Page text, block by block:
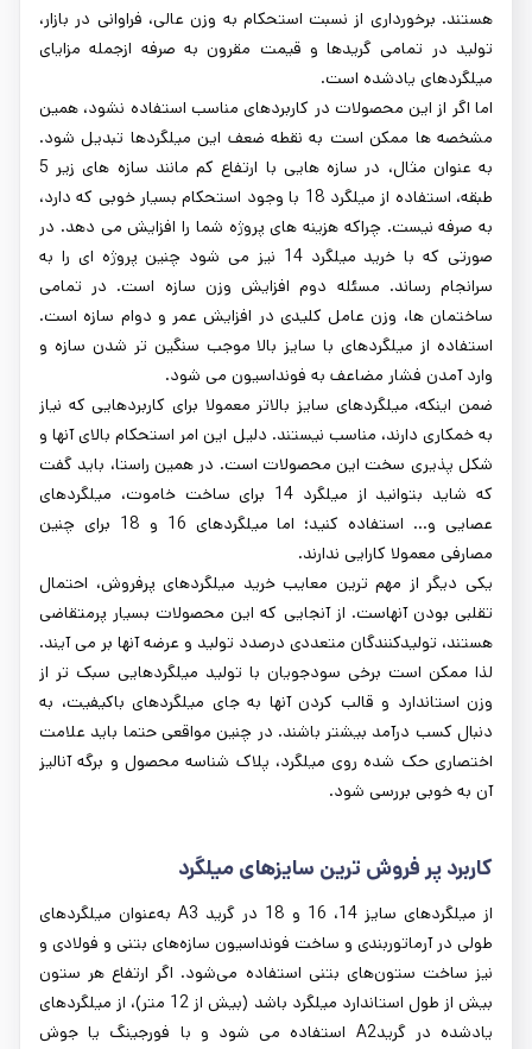
هستند. برخورداری از نسبت استحکام به وزن عالی، فراوانی در بازار،
تولید در تمامی گریدها و قیمت مقرون به صرفه ازجمله مزایای
میلگردهای یادشده است.
اما اگر از این محصولات در کاربردهای مناسب استفاده نشود، همین
مشخصه ها ممکن است به نقطه ضعف این میلگردها تبدیل شود.
به عنوان مثال، در سازه هایی با ارتفاع کم مانند سازه های زیر 5
طبقه، استفاده از میلگرد 18 با وجود استحکام بسیار خوبی که دارد،
به صرفه نیست. چراکه هزینه های پروژه شما را افزایش می دهد. در
صورتی که با خرید میلگرد 14 نیز می شود چنین پروژه ای را به
سرانجام رساند. مسئله دوم افزایش وزن سازه است. در تمامی
ساختمان ها، وزن عامل کلیدی در افزایش عمر و دوام سازه است.
استفاده از میلگردهای با سایز بالا موجب سنگین تر شدن سازه و
وارد آمدن فشار مضاعف به فونداسیون می شود.
ضمن اینکه، میلگردهای سایز بالاتر معمولا برای کاربردهایی که نیاز
به خمکاری دارند، مناسب نیستند. دلیل این امر استحکام بالای آنها و
شکل پذیری سخت این محصولات است. در همین راستا، باید گفت
که شاید بتوانید از میلگرد 14 برای ساخت خاموت، میلگردهای
عصایی و... استفاده کنید؛ اما میلگردهای 16 و 18 برای چنین
مصارفی معمولا کارایی ندارند.
یکی دیگر از مهم ترین معایب خرید میلگردهای پرفروش، احتمال
تقلبی بودن آنهاست. از آنجایی که این محصولات بسیار پرمتقاضی
هستند، تولیدکنندگان متعددی درصدد تولید و عرضه آنها بر می آیند.
لذا ممکن است برخی سودجویان با تولید میلگردهایی سبک تر از
وزن استاندارد و قالب کردن آنها به جای میلگردهای باکیفیت، به
دنبال کسب درآمد بیشتر باشند. در چنین مواقعی حتما باید علامت
اختصاری حک شده روی میلگرد، پلاک شناسه محصول و برگه آنالیز
آن به خوبی بررسی شود.
کاربرد پر فروش ترین سایزهای میلگرد
از میلگردهای سایز 14، 16 و 18 در گرید A3 به‌عنوان میلگردهای
طولی در آرماتوربندی و ساخت فونداسیون سازه‌های بتنی و فولادی و
نیز ساخت ستون‌های بتنی استفاده می‌شود. اگر ارتفاع هر ستون
بیش از طول استاندارد میلگرد باشد (بیش از 12 متر)، از میلگردهای
یادشده در گریدA2 استفاده می شود و با فورجینگ یا جوش